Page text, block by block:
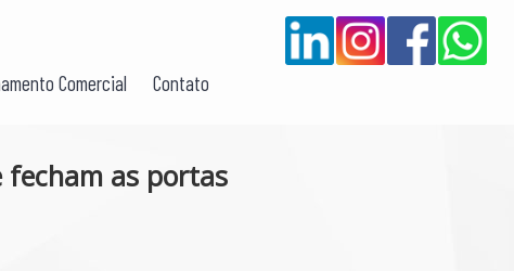
Comercial Contato
fecham as portas